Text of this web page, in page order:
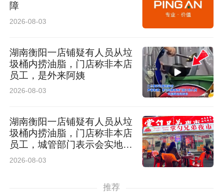
障
2026-08-03
湖南衡阳一店铺疑有人员从垃
圾桶内捞油脂，门店称非本店
员工，是外来阿姨
2026-08-03
湖南衡阳一店铺疑有人员从垃
圾桶内捞油脂，门店称非本店
员工，城管部门表示会实地调
查
2026-08-03
推荐